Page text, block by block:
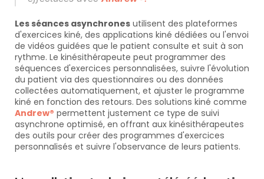
Les séances asynchrones utilisent des plateformes
d'exercices kiné, des applications kiné dédiées ou l'envoi
de vidéos guidées que le patient consulte et suit à son
rythme. Le kinésithérapeute peut programmer des
séquences d'exercices personnalisées, suivre l'évolution
du patient via des questionnaires ou des données
collectées automatiquement, et ajuster le programme
Andrew® permettent justement ce type de suivi
asynchrone optimisé, en offrant aux kinésithérapeutes
des outils pour créer des programmes d'exercices
personnalisés et suivre l'observance de leurs patients.